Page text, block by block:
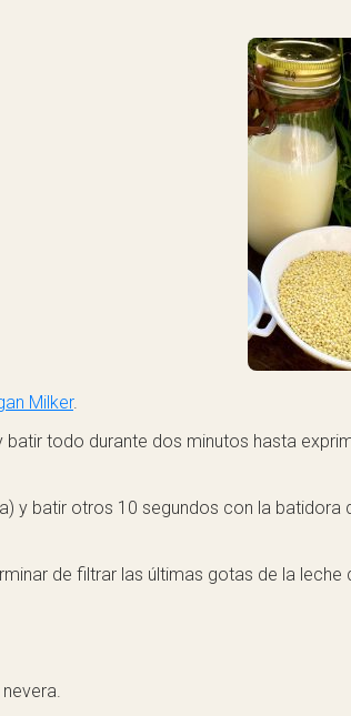
Milker.
todo durante dos minutos hasta
y batir otros 10 segundos con la batidora
de filtrar las últimas gotas de la leche